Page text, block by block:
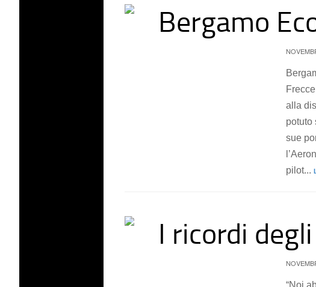
Bergamo
alla
potuto
sue
pilot...
I ricordi
“Noi